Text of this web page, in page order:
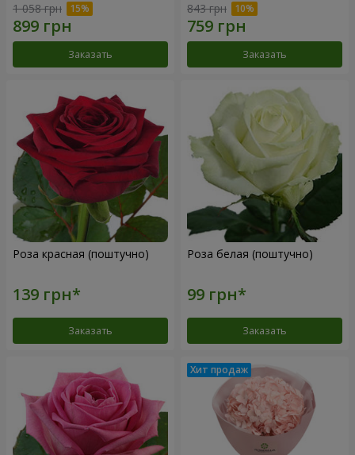
1 058 грн
Заказать
843 грн
Заказать
Роза красная (поштучно)
Заказать
Роза белая (поштучно)
Заказать